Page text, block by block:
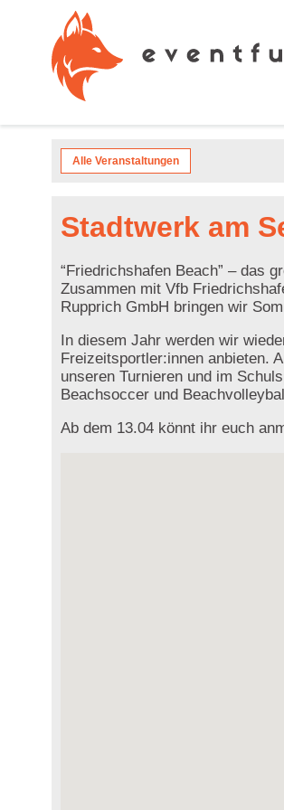
Alle Veranstaltungen
Stadtwerk am
“Friedrichshafen Beach” – das
Zusammen mit Vfb
Rupprich GmbH bringen wir
In diesem Jahr werden wir
Freizeitsportler:innen anbieten.
unseren Turnieren und im
Beachsoccer und
Ab dem 13.04 könnt ihr euch